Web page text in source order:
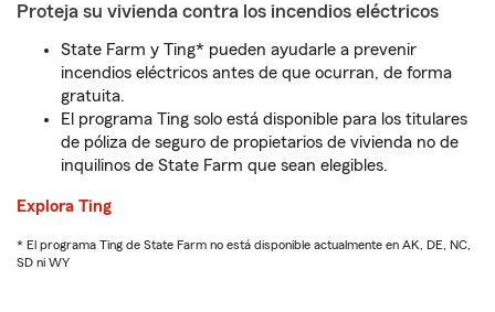
Proteja su vivienda contra los incendios eléctricos
State Farm y Ting* pueden ayudarle a prevenir
incendios eléctricos antes de que ocurran, de forma
gratuita.
El programa Ting solo está disponible para los titulares
de póliza de seguro de propietarios de vivienda no de
inquilinos de State Farm que sean elegibles.
Explora Ting
* El programa Ting de State Farm no está disponible actualmente en AK, DE, NC,
SD ni WY